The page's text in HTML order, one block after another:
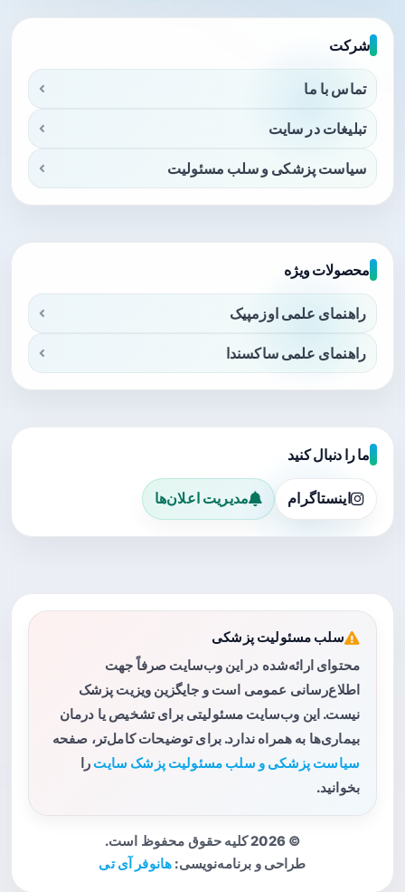
شرکت
تماس با ما
تبلیغات در سایت
سیاست پزشکی و سلب مسئولیت
محصولات ویژه
راهنمای علمی اوزمپیک
راهنمای علمی ساکسندا
ما را دنبال کنید
اینستاگرام مدیریت اعلان‌ها
سلب مسئولیت پزشکی
محتوای ارائه‌شده در این وب‌سایت صرفاً جهت
اطلاع‌رسانی عمومی است و جایگزین ویزیت پزشک
نیست. این وب‌سایت مسئولیتی برای تشخیص یا درمان
بیماری‌ها به همراه ندارد. برای توضیحات کامل‌تر، صفحه
سیاست پزشکی و سلب مسئولیت پزشک سایت را
بخوانید.
© 2026 کلیه حقوق محفوظ است.
طراحی و برنامه‌نویسی: هانوفر آی تی